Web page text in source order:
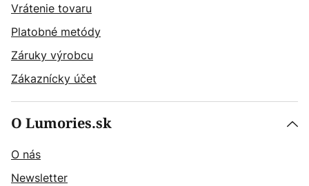
Vrátenie tovaru
Platobné metódy
Záruky výrobcu
Zákaznícky účet
O Lumories.sk
O nás
Newsletter